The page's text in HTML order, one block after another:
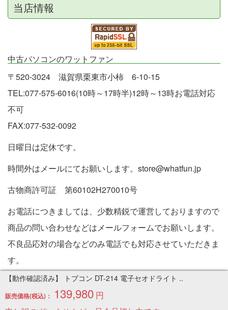
【動作確認済み】 トプコン DT-214 電子セオドライト ..
販売価格(税込)： 139,980 円
当店情報
中古パソコンのワットファン
〒520-3024 滋賀県栗東市小柿 6-10-15
TEL:077-575-6016(10時～17時半)12時～13時お電話対応
不可
FAX:077-532-0092
日曜日は定休です。
時間外はメールにてお願いします。store@whatfun.jp
古物商許可証 第60102H270010号
お電話につきましては、少数精鋭で運営しておりますので
商品の問い合わせなどはメールフォームでお願いします。
不良品応対の場合などのみ電話でも対応させていただきま
す。
特定商取引法に基づく表記
Copyright © 2005-2026 中古パソコン通販専門店 | PC販売